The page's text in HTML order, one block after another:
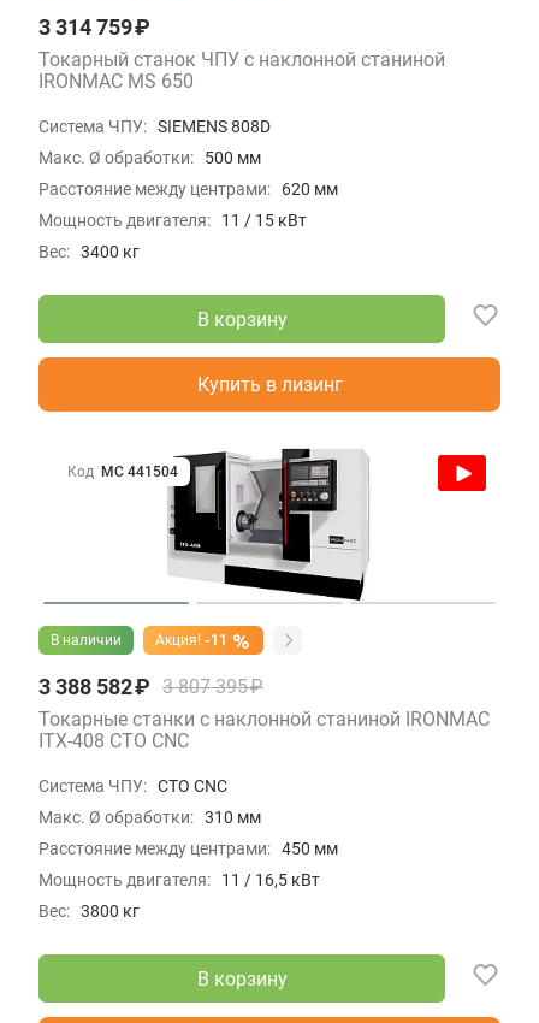
3 314 759 ₽
Токарный станок ЧПУ с наклонной станиной
IRONMAC MS 650
Система ЧПУ: SIEMENS 808D
Макс. Ø обработки:
500 мм
Расстояние между центрами:
620 мм
Мощность двигателя:
11 / 15 кВт
Вес: 3400 кг
В корзину
Купить в лизинг
В наличии Акция! -11
3 388 582 ₽ 3 807 395 ₽
Токарные станки с наклонной станиной IRONMAC
ITX-408 СТО CNC
Система ЧПУ: СТО CNC
Макс. Ø обработки: 310 мм
Расстояние между центрами: 450 мм
Мощность двигателя:
11 / 16,5 кВт
Вес: 3800 кг
В корзину
Код МС 441504